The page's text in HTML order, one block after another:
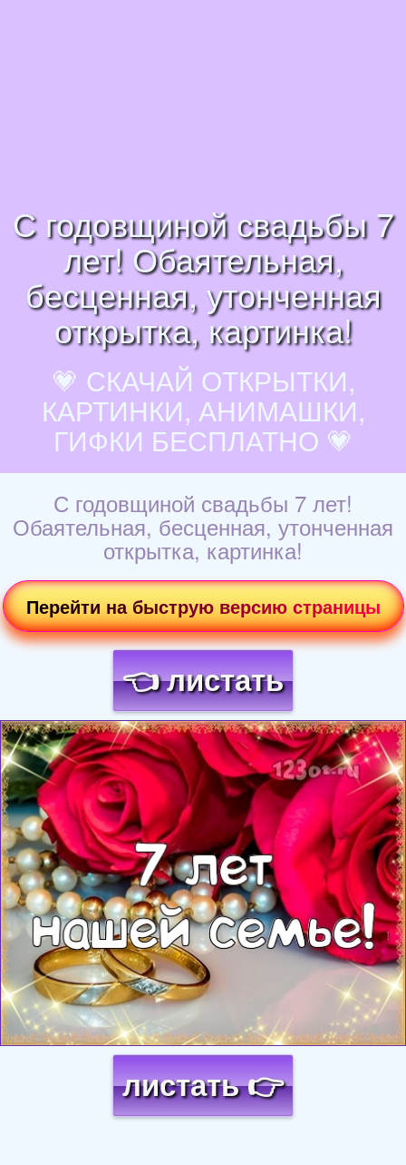
С годовщиной свадьбы 7
лет! Обаятельная,
бесценная, утонченная
открытка, картинка!
💗 СКАЧАЙ ОТКРЫТКИ,
КАРТИНКИ, АНИМАШКИ,
ГИФКИ БЕСПЛАТНО 💗
С годовщиной свадьбы 7 лет!
Обаятельная, бесценная, утонченная
открытка, картинка!
Перейти на быструю версию страницы
👈 листать
Загрузка картинки...
листать 👉